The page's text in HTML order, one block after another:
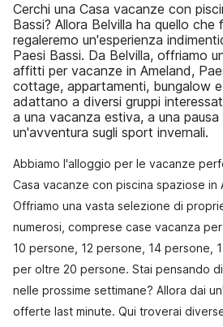
Cerchi una Casa vacanze con
Bassi? Allora Belvilla ha quello che
regaleremo un'esperienza
Paesi Bassi. Da Belvilla, offriamo
affitti per vacanze in Ameland,
cottage, appartamenti, bungalow
adattano a diversi gruppi
a una vacanza estiva, a una pausa
un'avventura sugli sport invernali.
Abbiamo l'alloggio per le vacanze
Casa vacanze con piscina spaziose in
Offriamo una vasta selezione di
numerosi, comprese case vacanza
10 persone, 12 persone, 14 persone,
per oltre 20 persone. Stai pensando
nelle prossime settimane? Allora dai
offerte last minute. Qui troverai